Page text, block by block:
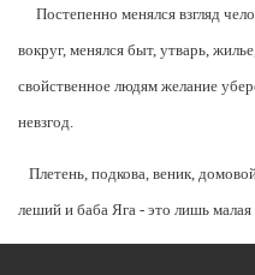
Постепенно менялся взгляд
вокруг, менялся быт, утварь,
свойственное людям желание
невзгод.
Плетень, подкова, веник,
леший и баба Яга - это лишь